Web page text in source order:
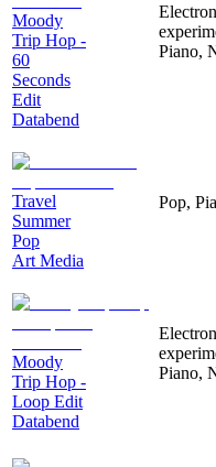
Moody
Trip Hop -
60
Seconds
Edit
Databend
Piano,
Travel
Summer
Pop
Art Media
Pop,
Moody
Trip Hop -
Loop Edit
Databend
Piano,